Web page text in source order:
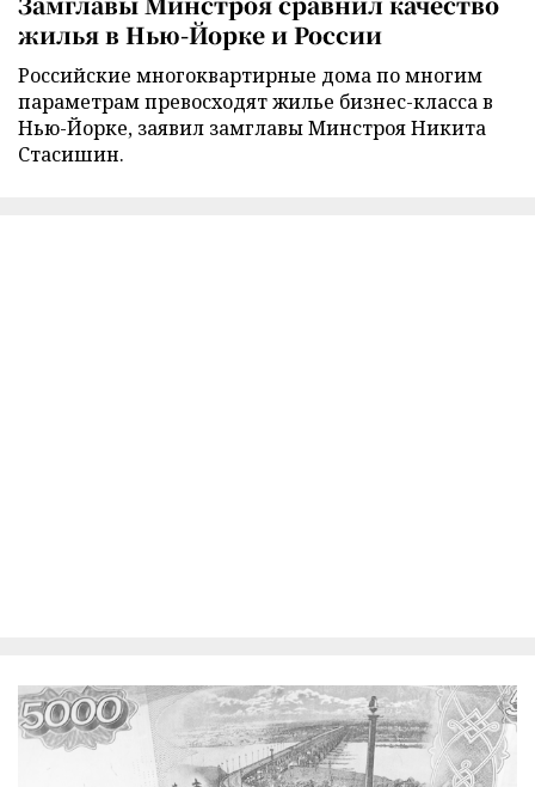
жилья в Нью-Йорке и России
Российские многоквартирные дома по многим
параметрам превосходят жилье бизнес-класса в
Нью-Йорке, заявил замглавы Минстроя Никита
Стасишин.